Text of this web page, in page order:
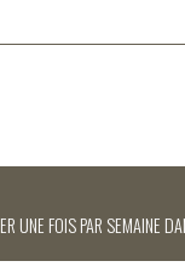
UNE FOIS PAR SEMAINE